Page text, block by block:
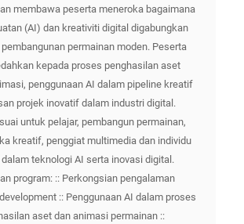
membawa peserta meneroka bagaimana
(AI) dan kreativiti digital digabungkan
permainan moden. Peserta
kepada proses penghasilan aset
penggunaan AI dalam pipeline kreatif
projek inovatif dalam industri digital.
untuk pelajar, pembangun permainan,
kreatif, penggiat multimedia dan individu
teknologi AI serta inovasi digital.
program: :: Perkongsian pengalaman
:: Penggunaan AI dalam proses
aset dan animasi permainan ::